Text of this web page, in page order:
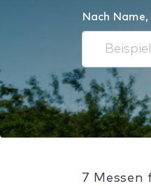
Nach
7